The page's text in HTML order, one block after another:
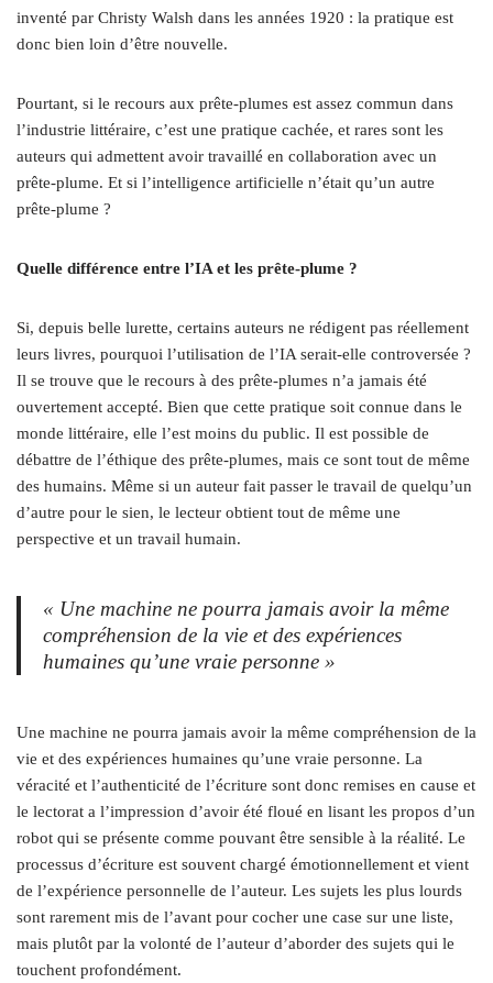
inventé par Christy Walsh dans les années 1920 : la pratique est
donc bien loin d’être nouvelle.
Pourtant, si le recours aux prête-plumes est assez commun dans
l’industrie littéraire, c’est une pratique cachée, et rares sont les
auteurs qui admettent avoir travaillé en collaboration avec un
prête-plume. Et si l’intelligence artificielle n’était qu’un autre
prête-plume ?
Quelle différence entre l’IA et les prête-plume ?
Si, depuis belle lurette, certains auteurs ne rédigent pas réellement
leurs livres, pourquoi l’utilisation de l’IA serait-elle controversée ?
Il se trouve que le recours à des prête-plumes n’a jamais été
ouvertement accepté. Bien que cette pratique soit connue dans le
monde littéraire, elle l’est moins du public. Il est possible de
débattre de l’éthique des prête-plumes, mais ce sont tout de même
des humains. Même si un auteur fait passer le travail de quelqu’un
d’autre pour le sien, le lecteur obtient tout de même une
perspective et un travail humain.
« Une machine ne pourra jamais avoir la même
compréhension de la vie et des expériences
humaines qu’une vraie personne »
Une machine ne pourra jamais avoir la même compréhension de la
vie et des expériences humaines qu’une vraie personne. La
véracité et l’authenticité de l’écriture sont donc remises en cause et
le lectorat a l’impression d’avoir été floué en lisant les propos d’un
robot qui se présente comme pouvant être sensible à la réalité. Le
processus d’écriture est souvent chargé émotionnellement et vient
de l’expérience personnelle de l’auteur. Les sujets les plus lourds
sont rarement mis de l’avant pour cocher une case sur une liste,
mais plutôt par la volonté de l’auteur d’aborder des sujets qui le
touchent profondément.